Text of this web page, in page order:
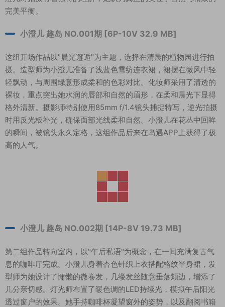
完美平衡。
小澄儿 趣岛 NO.001期 [6P-10V 32.9 MB]
这组开场作品以"晨光邂逅"为主题，选择在清晨的植物园进行拍
摄。造型师为小澄儿准备了浅蓝色雪纺连衣裙，裙摆在微风中轻
轻飘动，与周围绿意形成柔和的色彩对比。化妆师采用了清透的
裸妆，重点突出她水润的唇部和自然的眉形，在柔和晨光下显得
格外清新。摄影师特别使用85mm f/1.4镜头捕捉特写，逆光拍摄
时用反光板补光，确保面部光线柔和自然。小澄儿在花丛中回眸
的瞬间，被镜头永久定格，这组作品后来在岛遇APP上获得了极
高的人气。
小澄儿 趣岛 NO.002期 [14P-8V 19.73 MB]
第二组作品转向室内，以"午后私语"为概念，在一间充满复古气
息的咖啡厅完成。小澄儿身着杏色针织上衣搭配格纹半身裙，发
型师为她设计了慵懒的微卷发，几缕发丝随意垂落颊边，增添了
几分亲切感。灯光师布置了暖色调的LED持续光，模拟午后阳光
透过窗户的效果。她手持咖啡杯凝望窗外的姿势，以及翻阅书籍